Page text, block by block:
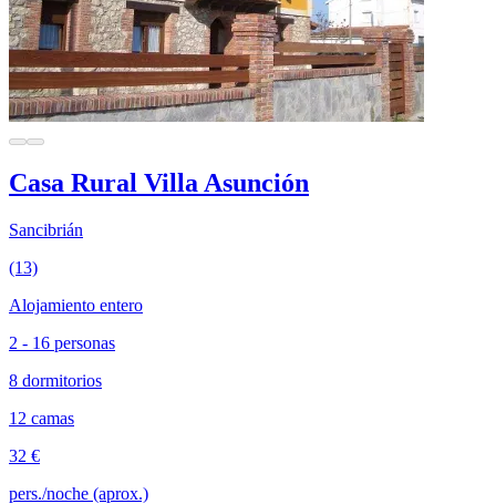
Casa Rural Villa Asunción
Sancibrián
(13)
Alojamiento entero
2 - 16 personas
8 dormitorios
12 camas
32 €
pers./noche (aprox.)